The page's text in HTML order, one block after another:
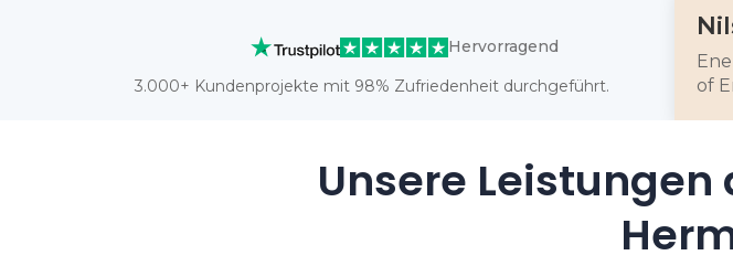
Hervorragend
3.000+ Kundenprojekte mit 98% Zufriedenheit durchgeführt.
of
Unsere